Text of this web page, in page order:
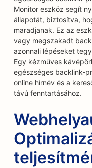
Monitor eszköz segít
állapotát, biztosítva,
maradjanak. Ez az
vagy megszakadt
azonnali lépéseket
Egy kézműves
egészséges backlink-
online hírnév és a
távú fenntartásához.